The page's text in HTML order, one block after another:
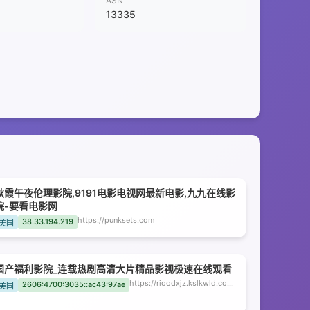
13335
霞午夜伦理影院,9191电影电视网最新电影,九九在线影
-要看电影网
国 38.33.194.219 https://punksets.com
产福利影院_连载热剧高清大片精品影视极速在线观看
国 2606:4700:3035::ac43:97ae https://rioodxjz.kslkwld.com